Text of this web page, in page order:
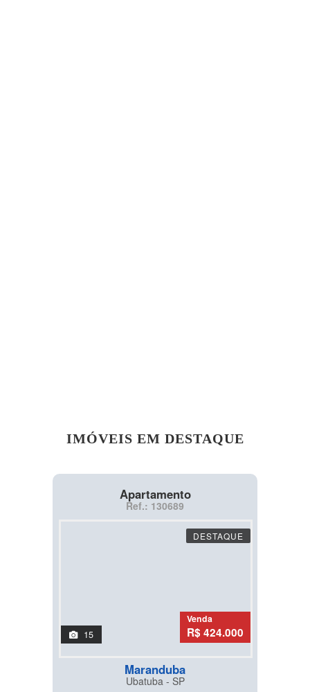
IMÓVEIS EM DESTAQUE
Apartamento
Ref.: 130689
DESTAQUE
15
Venda
R$ 424.000
Maranduba
Ubatuba - SP